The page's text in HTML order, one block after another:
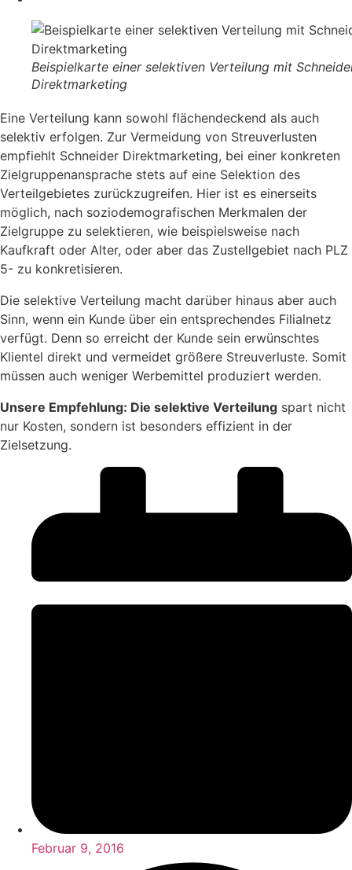
Beispielkarte einer selektiven Verteilung mit
Direktmarketing
Eine Verteilung kann sowohl flächendeckend als auch
selektiv erfolgen. Zur Vermeidung von Streuverlusten
empfiehlt Schneider Direktmarketing, bei einer konkreten
Zielgruppenansprache stets auf eine Selektion des
Verteilgebietes zurückzugreifen. Hier ist es einerseits
möglich, nach soziodemografischen Merkmalen der
Zielgruppe zu selektieren, wie beispielsweise nach
Kaufkraft oder Alter, oder aber das Zustellgebiet nach PLZ
5- zu konkretisieren.
Die selektive Verteilung macht darüber hinaus aber auch
Sinn, wenn ein Kunde über ein entsprechendes Filialnetz
verfügt. Denn so erreicht der Kunde sein erwünschtes
Klientel direkt und vermeidet größere Streuverluste. Somit
müssen auch weniger Werbemittel produziert werden.
Unsere Empfehlung: Die selektive Verteilung spart nicht
nur Kosten, sondern ist besonders effizient in der
Zielsetzung.
Februar 9, 2016